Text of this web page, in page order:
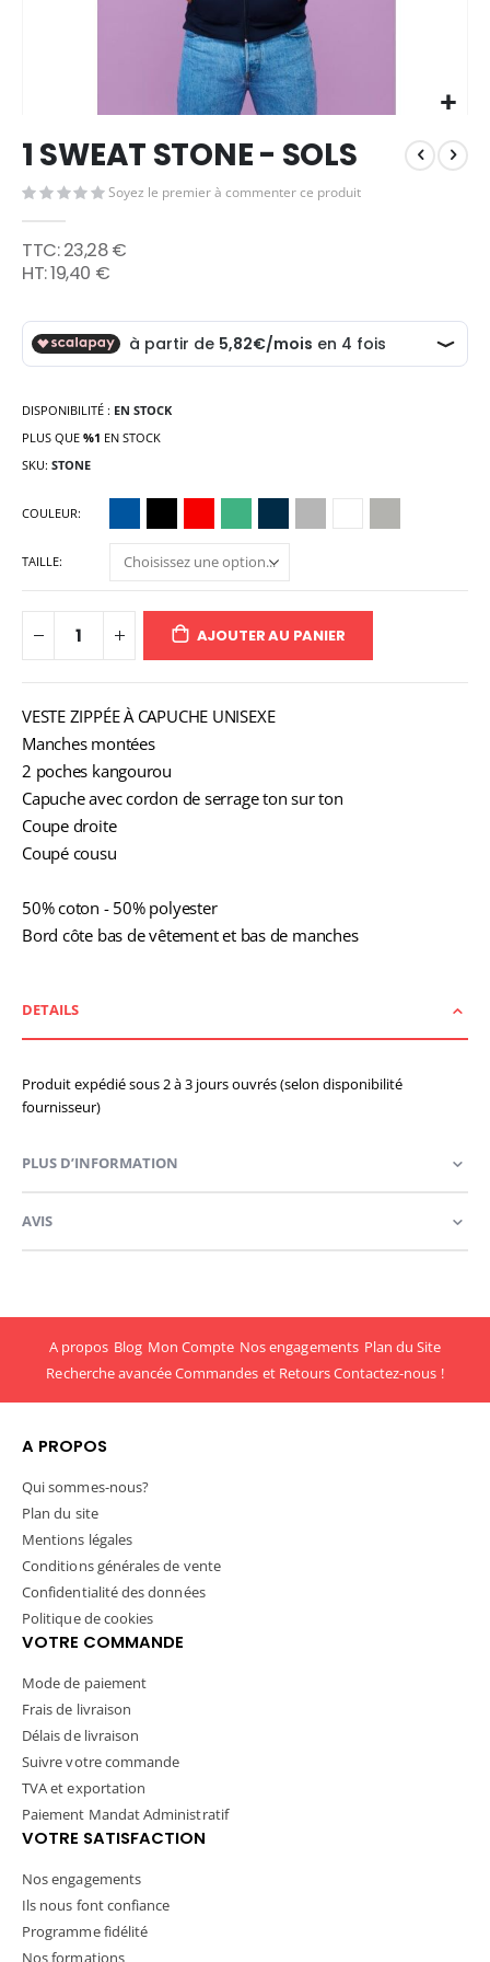
to
the
beginning
of
the
images
gallery
1 SWEAT STONE - SOLS
Soyez le premier à commenter ce produit
23,28 €
19,40 €
DISPONIBILITÉ : EN STOCK
PLUS QUE %1 EN STOCK
SKU STONE
COULEUR
TAILLE
AJOUTER AU PANIER
VESTE ZIPPÉE À CAPUCHE UNISEXE
Manches montées
2 poches kangourou
Capuche avec cordon de serrage ton sur ton
Coupe droite
Coupé cousu
50% coton - 50% polyester
Bord côte bas de vêtement et bas de manches
DETAILS
Produit expédié sous 2 à 3 jours ouvrés (selon disponibilité
fournisseur)
PLUS D’INFORMATION
AVIS
A propos Blog Mon Compte Nos engagements Plan du Site
Recherche avancéeCommandes et RetoursContactez-nous !
A PROPOS
Qui sommes-nous?
Plan du site
Mentions légales
Conditions générales de vente
Confidentialité des données
Politique de cookies
VOTRE COMMANDE
Mode de paiement
Frais de livraison
Délais de livraison
Suivre votre commande
TVA et exportation
Paiement Mandat Administratif
VOTRE SATISFACTION
Nos engagements
Ils nous font confiance
Programme fidélité
Nos formations